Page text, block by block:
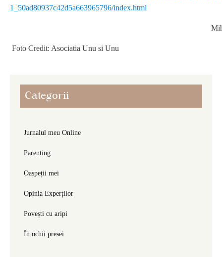
Categorii
Jurnalul meu Online
Parenting
Oaspeții mei
Opinia Experților
Povești cu aripi
În ochii presei
1_50ad80937c42d5a663965796/index.html
Foto Credit: Asociatia Unu si Unu